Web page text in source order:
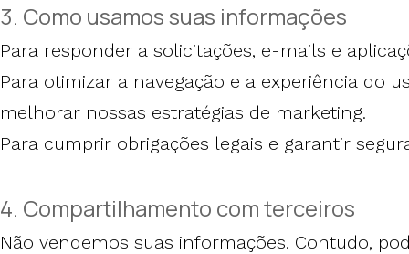
3. Como usamos suas informações
Para responder a solicitações, e-mails e
Para otimizar a navegação e a experiência do
melhorar nossas estratégias de marketing.
Para cumprir obrigações legais e garantir
4. Compartilhamento com terceiros
Não vendemos suas informações. Contudo,